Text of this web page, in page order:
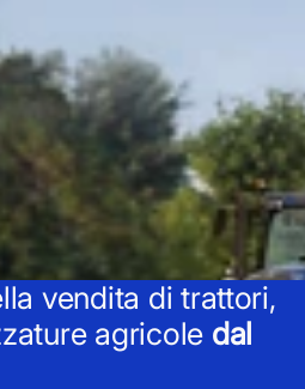
vendita di trattori,
agricole dal